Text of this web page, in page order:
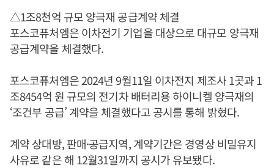
△1조8천억 규모 양극재 공급계약 체결
포스코퓨처엠은 이차전기 기업을 대상으로 대규모 양극재
공급계약을 체결했다.
포스코퓨처엠은 2024년 9월11일 이차전지 제조사 1곳과 1
조8454억 원 규모의 전기차 배터리용 하이니켈 양극재의
‘조건부 공급’ 계약을 체결했다고 공시를 통해 밝혔다.
계약 상대방, 판매·공급지역, 계약기간은 경영상 비밀유지
사유로 같은 해 12월31일까지 공시가 유보됐다.